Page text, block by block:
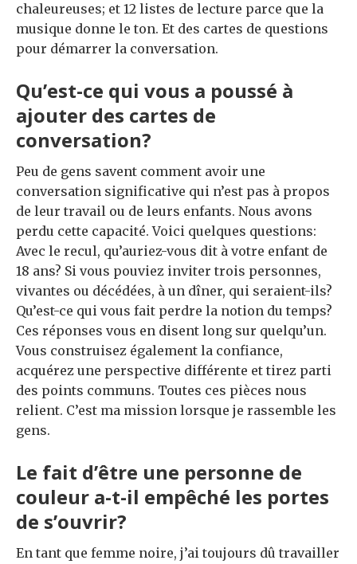
chaleureuses; et 12 listes de lecture parce que la
musique donne le ton. Et des cartes de questions
pour démarrer la conversation.
Qu’est-ce qui vous a poussé à
ajouter des cartes de
conversation?
Peu de gens savent comment avoir une
conversation significative qui n’est pas à propos
de leur travail ou de leurs enfants. Nous avons
perdu cette capacité. Voici quelques questions:
Avec le recul, qu’auriez-vous dit à votre enfant de
18 ans? Si vous pouviez inviter trois personnes,
vivantes ou décédées, à un dîner, qui seraient-ils?
Qu’est-ce qui vous fait perdre la notion du temps?
Ces réponses vous en disent long sur quelqu’un.
Vous construisez également la confiance,
acquérez une perspective différente et tirez parti
des points communs. Toutes ces pièces nous
relient. C’est ma mission lorsque je rassemble les
gens.
Le fait d’être une personne de
couleur a-t-il empêché les portes
de s’ouvrir?
En tant que femme noire, j’ai toujours dû travailler